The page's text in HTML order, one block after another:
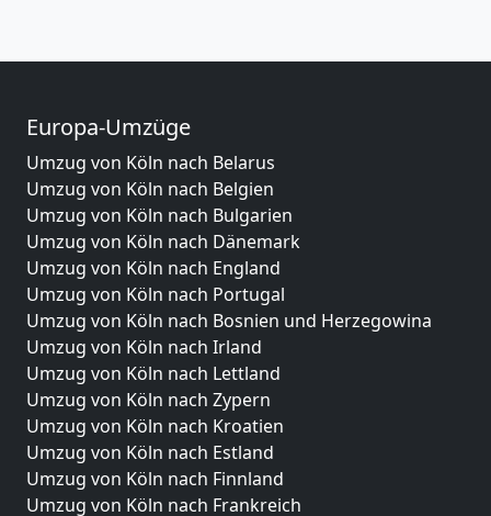
Europa-Umzüge
Umzug von Köln nach Belarus
Umzug von Köln nach Belgien
Umzug von Köln nach Bulgarien
Umzug von Köln nach Dänemark
Umzug von Köln nach England
Umzug von Köln nach Portugal
Umzug von Köln nach Bosnien und Herzegowina
Umzug von Köln nach Irland
Umzug von Köln nach Lettland
Umzug von Köln nach Zypern
Umzug von Köln nach Kroatien
Umzug von Köln nach Estland
Umzug von Köln nach Finnland
Umzug von Köln nach Frankreich